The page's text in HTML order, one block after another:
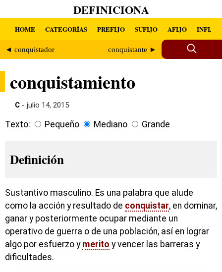
DEFINICIONA
HOME CATEGORÍAS PREFIJO SUFIJO AFIJO INFIJO
◄ conquistador conquistante ►
conquistamiento
C - julio 14, 2015
Texto: Pequeño Mediano Grande
Definición
Sustantivo masculino. Es una palabra que alude
como la acción y resultado de conquistar, en dominar,
ganar y posteriormente ocupar mediante un
operativo de guerra o de una población, así en lograr
algo por esfuerzo y merito y vencer las barreras y
dificultades.